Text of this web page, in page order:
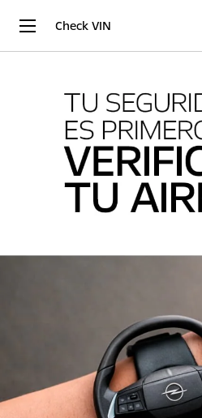
Check VIN